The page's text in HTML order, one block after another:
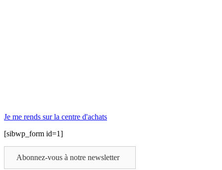
Je me rends sur la centre d'achats
[sibwp_form id=1]
Abonnez-vous à notre newsletter